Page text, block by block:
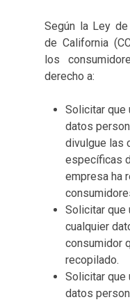
Según la Ley
de California
los
derecho a:
Solicitar que
datos
divulgue las
específicas
empresa ha
Solicitar que
cualquier
consumidor
recopilado.
Solicitar que
datos